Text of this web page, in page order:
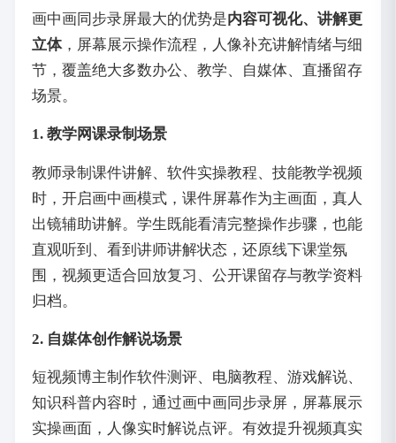
画中画同步录屏最大的优势是内容可视化、讲解更
立体，屏幕展示操作流程，人像补充讲解情绪与细
节，覆盖绝大多数办公、教学、自媒体、直播留存
场景。
1. 教学网课录制场景
教师录制课件讲解、软件实操教程、技能教学视频
时，开启画中画模式，课件屏幕作为主画面，真人
出镜辅助讲解。学生既能看清完整操作步骤，也能
直观听到、看到讲师讲解状态，还原线下课堂氛
围，视频更适合回放复习、公开课留存与教学资料
归档。
2. 自媒体创作解说场景
短视频博主制作软件测评、电脑教程、游戏解说、
知识科普内容时，通过画中画同步录屏，屏幕展示
实操画面，人像实时解说点评。有效提升视频真实